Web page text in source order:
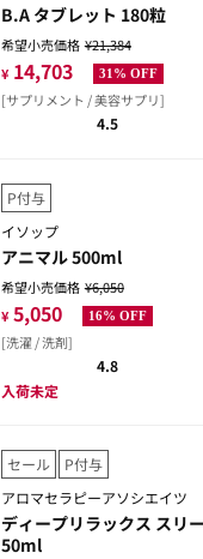
B.A タブレット 180粒
希望小売価格¥21,384
¥ 14,703 31% OFF
[サプリメント / 美容サプリ]
4.5
P付与
イソップ
アニマル 500ml
希望小売価格¥6,050
¥ 5,050 16% OFF
[洗濯 / 洗剤]
4.8
入荷未定
セール
P付与
アロマセラピーアソシエイツ
ディープリラックス スリ
50ml